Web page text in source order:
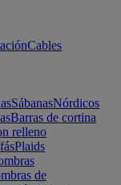
Cables
SábanasNórdicos
Barras de cortina
relleno
Plaids
de